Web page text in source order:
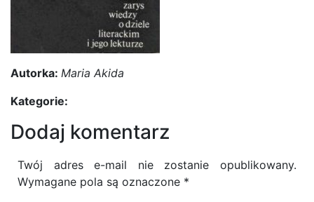
Autorka: Maria Akida
Kategorie:
Dodaj komentarz
Twój adres e-mail nie zostanie opublikowany.
Wymagane pola są oznaczone *